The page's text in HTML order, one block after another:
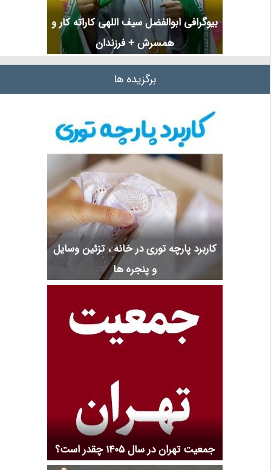
بیوگرافی ابوالفضل سیف اللهی کاراته کار و
همسرش + فرزندان
برگزیده ها
کاربرد پارچه توری در خانه ، تزئین وسایل
و پنجره ها
جمعیت تهران در سال 1405 چقدر است؟